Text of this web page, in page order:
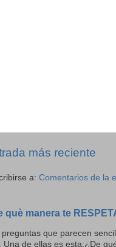
más reciente
a: Comentarios de la
què manera te
preguntas que parecen
Una de ellas es esta:¿De